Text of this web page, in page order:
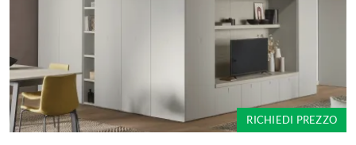
RICHIEDI PREZZO